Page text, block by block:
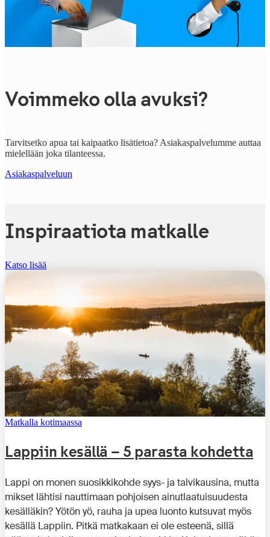
Voimmeko olla avuksi?
Tarvitsetko apua tai kaipaatko lisätietoa? Asiakaspalvelumme auttaa
mielellään joka tilanteessa.
Asiakaspalveluun
Inspiraatiota matkalle
Katso lisää
Matkalla kotimaassa
Lappiin kesällä – 5 parasta kohdetta
Lappi on monen suosikkikohde syys- ja talvikausina, mutta
mikset lähtisi nauttimaan pohjoisen ainutlaatuisuudesta
kesälläkin? Yötön yö, rauha ja upea luonto kutsuvat myös
kesällä Lappiin. Pitkä matkakaan ei ole esteenä, sillä